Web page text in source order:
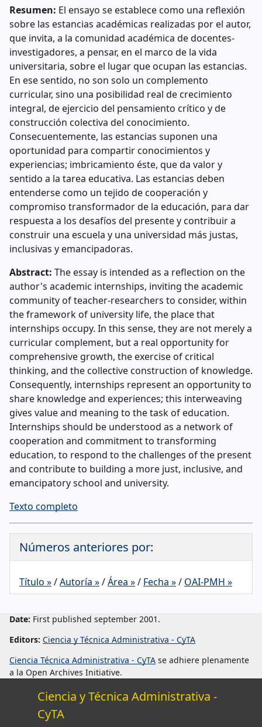
Resumen: El ensayo se establece como una reflexión
sobre las estancias académicas realizadas por el autor,
que invita, a la comunidad académica de docentes-
investigadores, a pensar, en el marco de la vida
universitaria, sobre el lugar que ocupan las estancias.
En ese sentido, no son solo un complemento
curricular, sino una posibilidad real de crecimiento
integral, de ejercicio del pensamiento crítico y de
construcción colectiva del conocimiento.
Consecuentemente, las estancias suponen una
oportunidad para compartir conocimientos y
experiencias; imbricamiento éste, que da valor y
sentido a la tarea educativa. Las estancias deben
entenderse como un tejido de cooperación y
compromiso transformador de la educación, para dar
respuesta a los desafíos del presente y contribuir a
construir una escuela y una universidad más justas,
inclusivas y emancipadoras.
Abstract: The essay is intended as a reflection on the
author's academic internships, inviting the academic
community of teacher-researchers to consider, within
the framework of university life, the place that
internships occupy. In this sense, they are not merely a
curricular complement, but a real opportunity for
comprehensive growth, the exercise of critical
thinking, and the collective construction of knowledge.
Consequently, internships represent an opportunity to
share knowledge and experiences; this interweaving
gives value and meaning to the task of education.
Internships should be understood as a network of
cooperation and commitment to transforming
education, to respond to the challenges of the present
and contribute to building a more just, inclusive, and
emancipatory school and university.
Texto completo
Números anteriores por:
Título »/Autoría »/Área »/ Fecha »/ OAI-PMH »
Date: First published september 2001.
Editors: Ciencia y Técnica Administrativa - CyTA
Ciencia Técnica Administrativa - CyTA se adhiere plenamente
a la Open Archives Initiative.
Ciencia y Técnica Administrativa -
CyTA